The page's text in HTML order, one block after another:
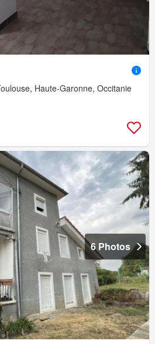
Haute-Garonne, Occitanie
6 Photos